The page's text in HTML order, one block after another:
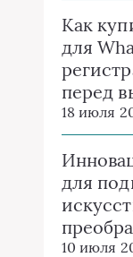
Как
для
перед
18 июля
для
10 июля